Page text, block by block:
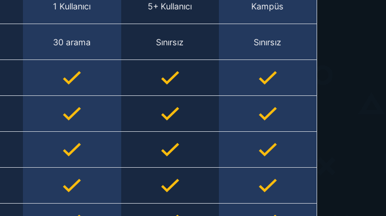
1 Kullanıcı 5+ Kullanıcı Kampüs
30 arama Sınırsız Sınırsız